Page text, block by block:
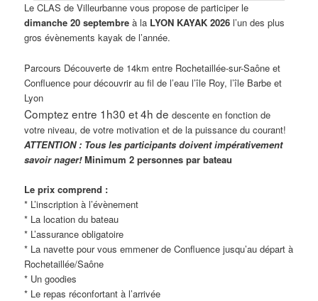
Le CLAS de Villeurbanne vous propose de participer le
dimanche 20 septembre à la LYON KAYAK 2026 l’un des plus
gros évènements kayak de l’année.
Parcours Découverte de 14km entre Rochetaillée-sur-Saône et
Confluence pour découvrir au fil de l’eau l’île Roy, l’île Barbe et
Lyon
Comptez entre 1h30 et 4h dedescente en fonction de
votre niveau, de votre motivation et de la puissance du courant!
ATTENTION : Tous les participants doivent impérativement
savoir nager! Minimum 2 personnes par bateau
Le prix comprend :
* L’inscription à l’évènement
* La location du bateau
* L’assurance obligatoire
* La navette pour vous emmener de Confluence jusqu’au départ à
Rochetaillée/Saône
* Un goodies
* Le repas réconfortant à l’arrivée